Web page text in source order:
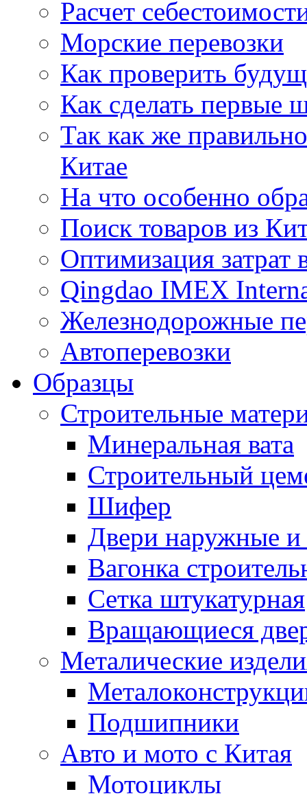
Расчет
Морские перевозки
Как проверить
Как сделать первые
Так как же
Китае
На что особенно
Поиск товаров из
Оптимизация затрат
Qingdao IMEX
Железнодорожные
Автоперевозки
Образцы
Строительные
Минеральная вата
Строительный
Шифер
Двери наружные и
Вагонка
Сетка штукатурная
Вращающиеся
Металические
Подшипники
Авто и мото с Китая
Мотоциклы